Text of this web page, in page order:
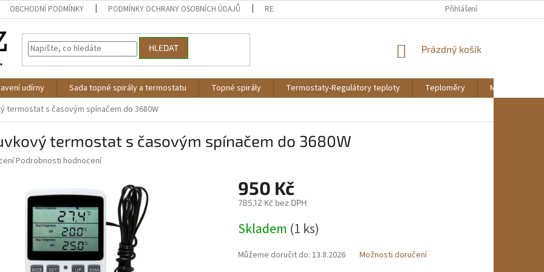
OBCHODNÍ PODMÍNKY PODMÍNKY OCHRANY OSOBNÍCH ÚDAJŮ REKLAMAČNÍ ŘÁD REKLAMAČNÍ FORMULÁŘ KE STAŽENÍ
Přihlášení
HLEDAT
NÁKUPNÍ
Prázdný košík
udírny Sada topné spirály a termostatu Topné spirály Termostaty-Regulátory teploty Teploměry
Montáž a
termostat s časovým spínačem do 3680W
termostat s časovým spínačem do 3680W
Podrobnosti hodnocení
950 Kč
785,12 Kč bez DPH
cena:
Skladem (1 ks)
Můžeme doručit do: 13.8.2026 Možnosti doručení